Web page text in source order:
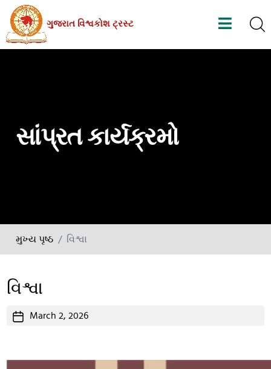
Skip
the
ગુજરાત વિશ્વકોશ ટ્રસ્ટ
સાંપ્રત કાર્યક્રમો
મુખ્ય પૃષ્ઠ વિશ્વા
વિશ્વા
PostMarch 2, 2026